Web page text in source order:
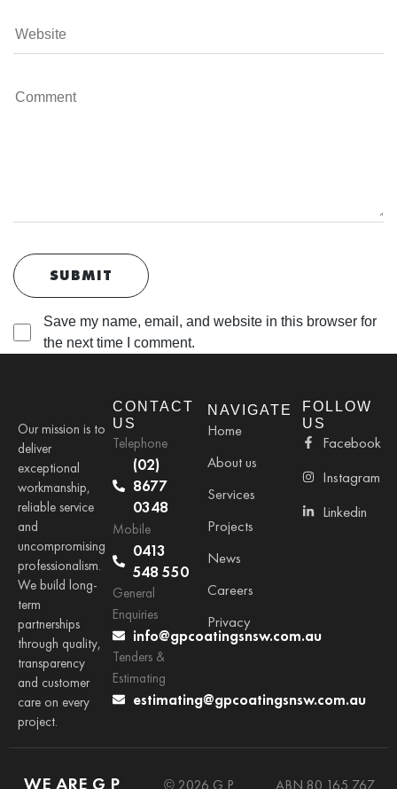
Save my name, email, and website in this browser for
the next time I comment.
Our mission is to
deliver
exceptional
workmanship,
reliable service
and
uncompromising
professionalism.
We build long-
term
partnerships
through quality,
transparency
and customer
care on every
project.
CONTACT
US
Telephone
(02)
8677
0348
Mobile
0413
548 550
General
Enquiries
info@gpcoatingsnsw.com.au
Tenders &
Estimating
estimating@gpcoatingsnsw.com.au
NAVIGATE
Home
About us
Services
Projects
News
Careers
Privacy
FOLLOW
US
Facebook
Instagram
Linkedin
WE ARE G P © 2026 G P ABN 80 165 767